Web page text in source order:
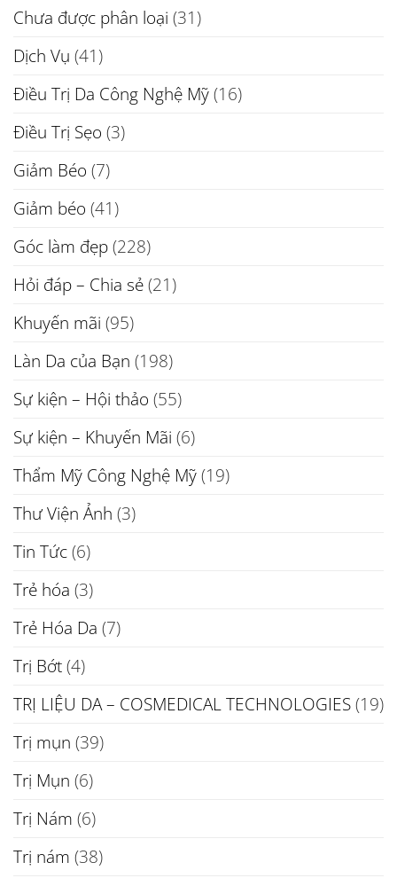
Chưa được phân loại (31)
Dịch Vụ (41)
Điều Trị Da Công Nghệ Mỹ(16)
Điều Trị Sẹo (3)
Giảm Béo (7)
Giảm béo (41)
Góc làm đẹp(228)
Hỏi đáp – Chia sẻ(21)
Khuyến mãi (95)
Làn Da của Bạn (198)
Sự kiện – Hội thảo (55)
Sự kiện – Khuyến Mãi (6)
Thẩm Mỹ Công Nghệ Mỹ(19)
Thư Viện Ảnh (3)
Tin Tức(6)
Trẻ hóa (3)
Trẻ Hóa Da (7)
Trị Bớt(4)
TRỊ LIỆU DA – COSMEDICAL TECHNOLOGIES(19)
Trị mụn (39)
Trị Mụn (6)
Trị Nám (6)
Trị nám (38)